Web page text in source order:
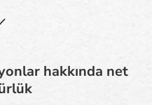
hakkında net